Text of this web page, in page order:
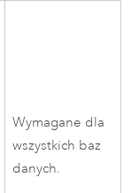
Wymagane dla
wszystkich baz
danych.